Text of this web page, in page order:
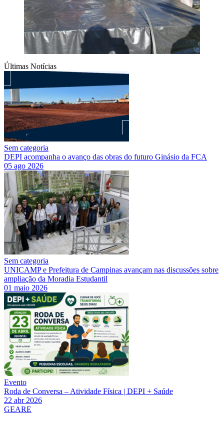
Últimas Notícias
Sem categoria
DEPI acompanha o avanço das obras do futuro Ginásio da FCA
05 ago 2026
Sem categoria
UNICAMP e Prefeitura de Campinas avançam nas discussões sobre
ampliação da Moradia Estudantil
01 maio 2026
Evento
Roda de Conversa – Atividade Física | DEPI + Saúde
22 abr 2026
GEARE